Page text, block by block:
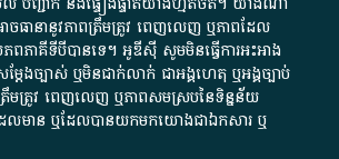
ានា​នូវ​ភាព​ត្រឹមត្រូវ​ ពេញលេញ​ ឬ​ភាព​ដែល​
ភព​ភាគី​ទី​បី​បាន​ទេ​។​ អូ​ឌី​ស៊ី​ សូម​មិន​ធ្វើការ​អះអាង​
តែង​ច្បាស់​ ឬ​មិន​ជាក់លាក់​ ជា​អង្គហេតុ​ ឬ​អង្គច្បាប់​
រឹមត្រូវ​ ពេញលេញ​ ឬ​ភាព​សម​ស្រប​នៃ​ទិន្នន័យ​
ែល​មាន​ ឬ​ដែល​បាន​យក​មក​យោង​ជា​ឯកសារ​ ឬ​